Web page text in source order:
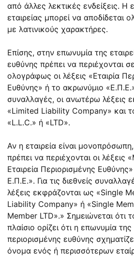
από άλλες λεκτικές ενδείξεις. Η
εταιρείας μπορεί να αποδίδεται
με λατινικούς χαρακτήρες.
Επίσης, στην επωνυμία της
ευθύνης πρέπει να περιέχονται
ολογράφως οι λέξεις «Εταιρία
Ευθύνης» ή το ακρωνύμιο «Ε.Π.Ε.».
συναλλαγές, οι ανωτέρω λέξεις
«Limited Liability Company» και
«L.L.C.» ή «LTD».
Αν η εταιρεία είναι
πρέπει να περιέχονται οι
Εταιρεία Περιορισμένης
Ε.Π.Ε.». Για τις διεθνείς
λέξεις εκφράζονται ως «Single
Liability Company» ή «Single
Member LTD».» Σημειώνεται ότι
πλαίσιο ορίζει ότι η επωνυμία της
περιορισμένης ευθύνης
όνομα ενός ή περισσότερων